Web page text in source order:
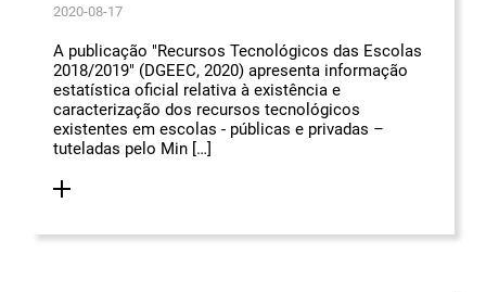
2020-08-17
A publicação "Recursos Tecnológicos das Escolas
2018/2019" (DGEEC, 2020) apresenta informação
estatística oficial relativa à existência e
caracterização dos recursos tecnológicos
existentes em escolas - públicas e privadas –
tuteladas pelo Min […]